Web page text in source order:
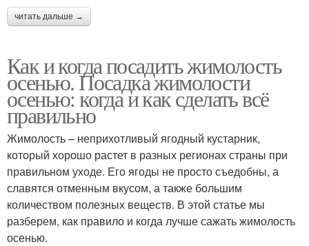
читать дальше →
Как и когда посадить жимолость
осенью. Посадка жимолости
осенью: когда и как сделать всё
правильно
Жимолость – неприхотливый ягодный кустарник,
который хорошо растет в разных регионах страны при
правильном уходе. Его ягоды не просто съедобны, а
славятся отменным вкусом, а также большим
количеством полезных веществ. В этой статье мы
разберем, как правило и когда лучше сажать жимолость
осенью.